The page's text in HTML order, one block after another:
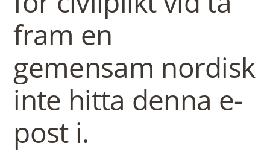
fram en
gemensam nordisk
inte hitta denna e-
post i.